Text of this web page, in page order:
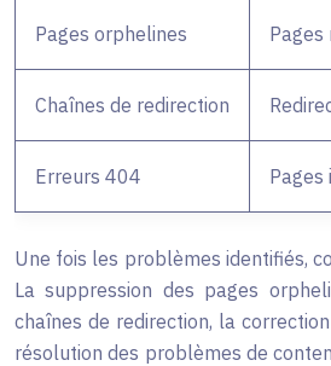
Pages orphelines Pages
Chaînes de redirection
Erreurs 404 Pages
Une fois les problèmes identifiés,
La suppression des pages
chaînes de redirection, la
résolution des problèmes de